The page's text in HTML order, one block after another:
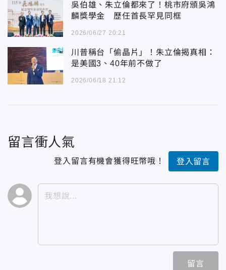
吳伯雄、朱立倫都來了！桃市府頒吳鴻
麟獎學金 歷任首長罕見同框
2026/06/27 20:21
川普稱台「偷晶片」！朱立倫揭真相：
是美國3、40年前不做了
2026/06/18 21:12
留言衝人氣
登入留言有機會獲得旺幣哦！ 登入留言
留言